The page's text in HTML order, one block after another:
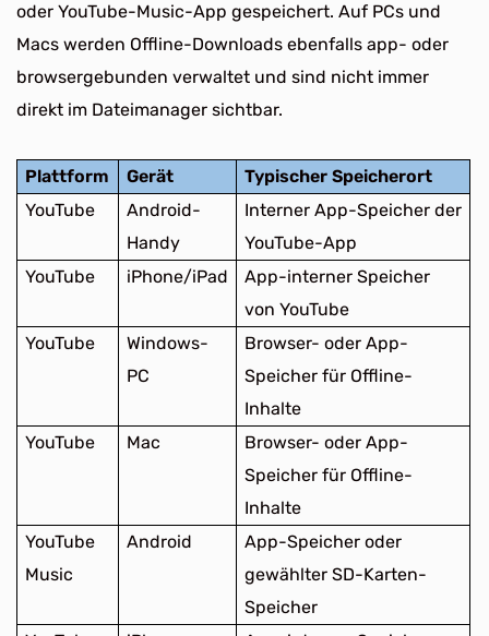
oder YouTube-Music-App gespeichert. Auf PCs und
Macs werden Offline-Downloads ebenfalls app- oder
browsergebunden verwaltet und sind nicht immer
direkt im Dateimanager sichtbar.
Plattform Gerät
Typischer Speicherort
YouTube
Android-
Handy
Interner App-Speicher der
YouTube-App
YouTube
iPhone/iPad
App-interner Speicher
von YouTube
YouTube
Windows-
PC
Browser- oder App-
Speicher für Offline-
Inhalte
YouTube
Mac
Browser- oder App-
Speicher für Offline-
Inhalte
YouTube
Music
Android
App-Speicher oder
gewählter SD-Karten-
Speicher